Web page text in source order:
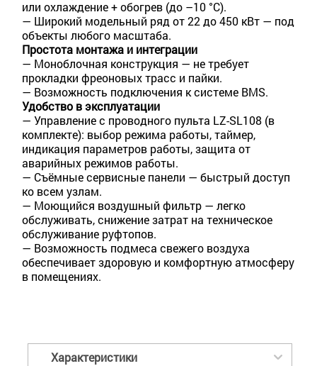
или охлаждение + обогрев (до –10 °C).
— Широкий модельный ряд от 22 до 450 кВт — под
объекты любого масштаба.
Простота монтажа и интеграции
— Моноблочная конструкция — не требует
прокладки фреоновых трасс и пайки.
— Возможность подключения к системе BMS.
Удобство в эксплуатации
— Управление с проводного пульта LZ-SL108 (в
комплекте): выбор режима работы, таймер,
индикация параметров работы, защита от
аварийных режимов работы.
— Съёмные сервисные панели — быстрый доступ
ко всем узлам.
— Моющийся воздушный фильтр — легко
обслуживать, снижение затрат на техническое
обслуживание руфтопов.
— Возможность подмеса свежего воздуха
обеспечивает здоровую и комфортную атмосферу
в помещениях.
Характеристики